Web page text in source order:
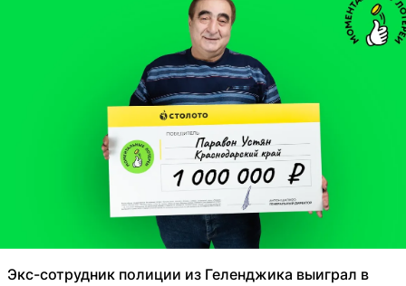
Экс-сотрудник полиции из Геленджика выиграл в